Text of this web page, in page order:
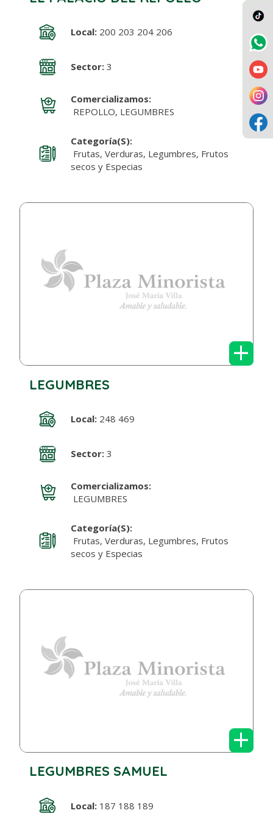
Local:200 203 204 206
Sector:3
Comercializamos:
REPOLLO, LEGUMBRES
Categoría(s):
Frutas, Verduras, Legumbres, Frutos
secos y Especias
+
LEGUMBRES
Local:248 469
Sector:3
Comercializamos:
LEGUMBRES
Categoría(s):
Frutas, Verduras, Legumbres, Frutos
secos y Especias
+
LEGUMBRES SAMUEL
Local:187 188 189